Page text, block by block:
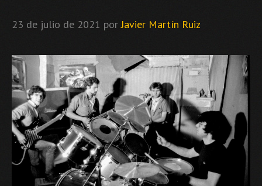
23 de julio de 2021 porJavier Martín Ruiz